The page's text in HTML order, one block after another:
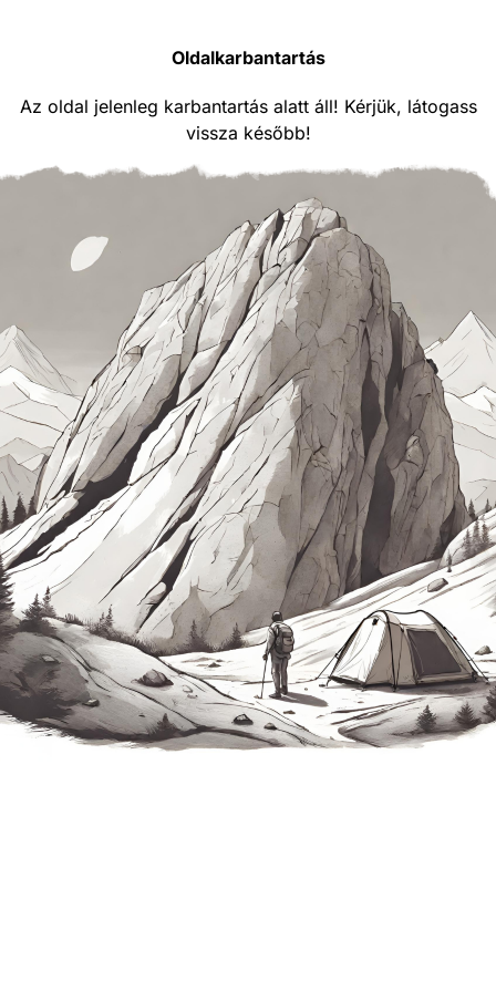
Oldalkarbantartás
Az oldal jelenleg karbantartás alatt áll! Kérjük, látogass
vissza később!